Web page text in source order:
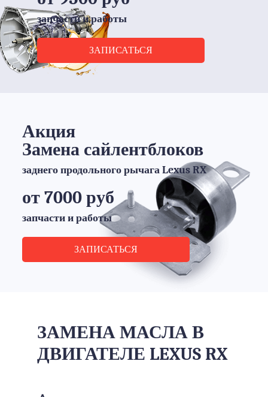
запчасти и работы
ЗАПИСАТЬСЯ
Акция
Замена сайлентблоков
заднего продольного рычага Lexus RX
от 7000 руб
запчасти и работы
ЗАПИСАТЬСЯ
ЗАМЕНА МАСЛА В
ДВИГАТЕЛЕ LEXUS RX